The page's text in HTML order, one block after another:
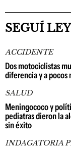
SEGUÍ
ACCIDENTE
Dos motociclistas
diferencia y a pocos
SALUD
Meningococo y
pediatras dieron la
sin éxito
INDAGATORIA